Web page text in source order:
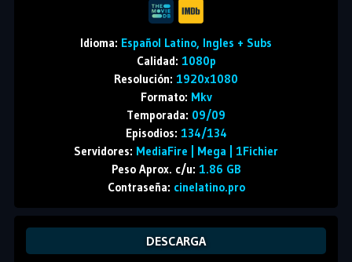
Idioma: Español Latino, Ingles + Subs
Calidad: 1080p
Resolución: 1920x1080
Formato: Mkv
Temporada: 09/09
Episodios: 134/134
Servidores: MediaFire | Mega | 1Fichier
Peso Aprox. c/u: 1.86 GB
Contraseña: cinelatino.pro
DESCARGA